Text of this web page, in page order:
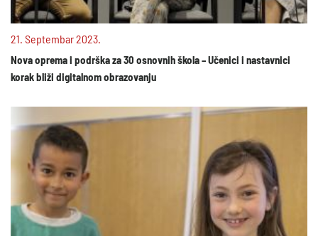
21. Septembar 2023.
Nova oprema i podrška za 30 osnovnih škola – Učenici i nastavnici
korak bliži digitalnom obrazovanju